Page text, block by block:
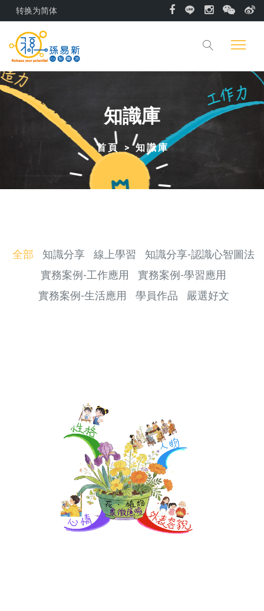
转换为简体
知識庫
首頁 知識庫
全部 知識分享 線上學習
知識分享-認識心智圖法
實務案例-工作應用
實務案例-學習應用
實務案例-生活應用
學員作品 嚴選好文